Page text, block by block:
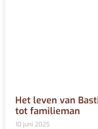
Het leven van
tot familieman
10 juni 2025